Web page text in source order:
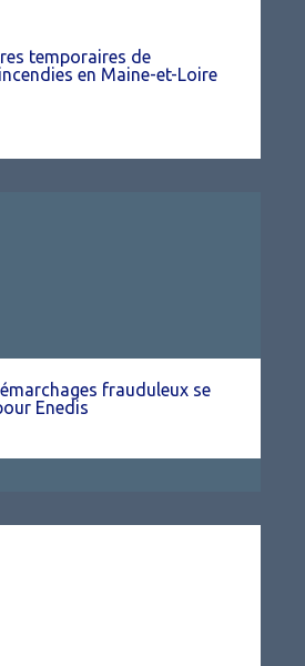
temporaires de
en Maine-et-Loire
frauduleux se
Enedis